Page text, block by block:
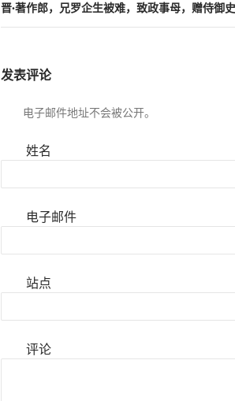
晋·著作郎，兄罗企生被难，致政事母，赠侍御
发表评论
电子邮件地址不会被公开。
姓名
电子邮件
站点
评论